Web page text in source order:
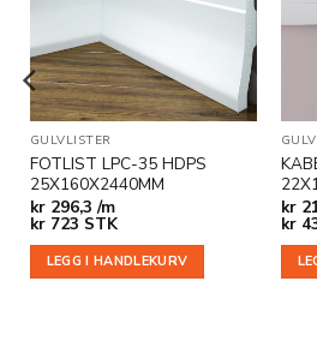
ønskeliste
GULVLISTER
FOTLIST LPC-35 HDPS
25X160X2440MM
kr296,3 /m
kr723 STK
LEGG I HANDLEKURV
kr
kr